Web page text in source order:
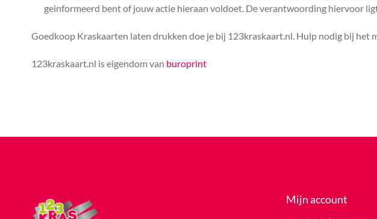
geinformeerd bent of jouw actie hieraan voldoet. De verantwoording hiervoor
Goedkoop Kraskaarten laten drukken doe je bij 123kraskaart.nl. Hulp nodig bij het
123kraskaart.nl is eigendom van buroprint
Mijn account